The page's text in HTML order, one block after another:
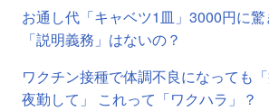
お通し代「キャベツ1皿」3000円に
「説明義務」はないの？
ワクチン接種で体調不良になっても
夜勤して」 これって「ワクハラ」？